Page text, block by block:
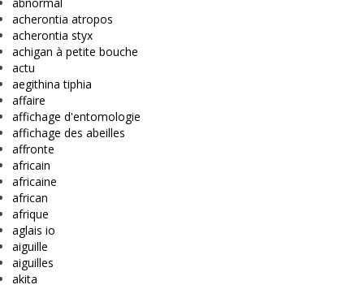
acherontia atropos
acherontia styx
achigan à petite bouche
actu
aegithina tiphia
affaire
affichage d'entomologie
affichage des abeilles
affronte
africain
africaine
african
afrique
aglais io
aiguille
aiguilles
akita